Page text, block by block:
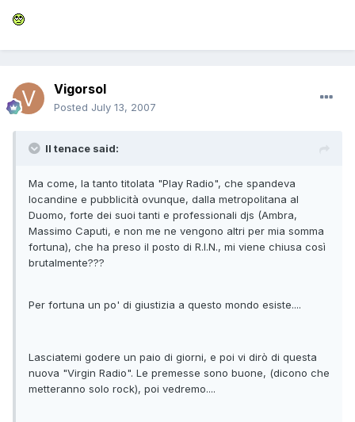
Vigorsol
Posted July 13, 2007
Il tenace said:
Ma come, la tanto titolata "Play Radio", che spandeva
locandine e pubblicità ovunque, dalla metropolitana al
Duomo, forte dei suoi tanti e professionali djs (Ambra,
Massimo Caputi, e non me ne vengono altri per mia somma
fortuna), che ha preso il posto di R.I.N., mi viene chiusa così
brutalmente???
Per fortuna un po' di giustizia a questo mondo esiste....
Lasciatemi godere un paio di giorni, e poi vi dirò di questa
nuova "Virgin Radio". Le premesse sono buone, (dicono che
metteranno solo rock), poi vedremo....